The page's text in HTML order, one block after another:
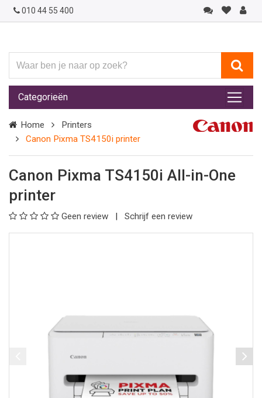
010 44 55 400
ben
je
naar
op
zoek?
Categorieën
Home
Printers
Canon Pixma TS4150i printer
Canon Pixma TS4150i All-in-One
printer
Geen review Schrijf een review